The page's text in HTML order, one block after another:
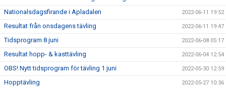
Nationalsdagsfirande i Apladalen 2022-06-11 19:52
Resultat från onsdagens tävling 2022-06-11 19:47
Tidsprogram 8 juni 2022-06-08 05:17
Resultat hopp- & kasttävling 2022-06-04 12:54
OBS! Nytt tidsprogram för tävling 1 juni 2022-05-30 12:59
Hopptävling 2022-05-27 10:36